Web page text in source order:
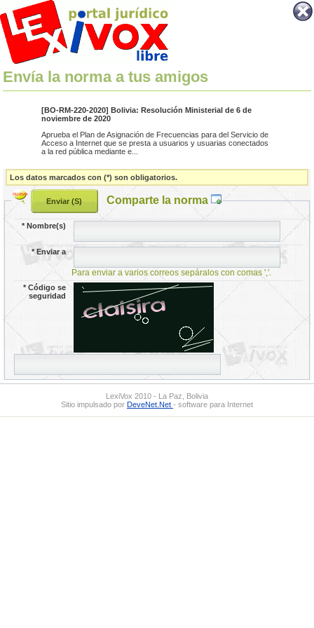
Envía la norma a tus amigos
[BO-RM-220-2020] Bolivia: Resolución Ministerial de 6 de
noviembre de 2020
Aprueba el Plan de Asignación de Frecuencias para del Servicio de
Acceso a Internet que se presta a usuarios y usuarias conectados
a la red pública mediante e...
Los datos marcados con (*) son obligatorios.
Comparte la norma
*Nombre(s)
*Enviar a
Para enviar a varios correos sepáralos con comas ','.
*Código se
seguridad
LexiVox 2010 - La Paz, Bolivia
Sitio impulsado por DeveNet.Net - software para Internet